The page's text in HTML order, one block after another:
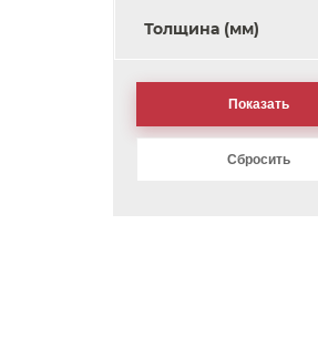
Толщина (мм)